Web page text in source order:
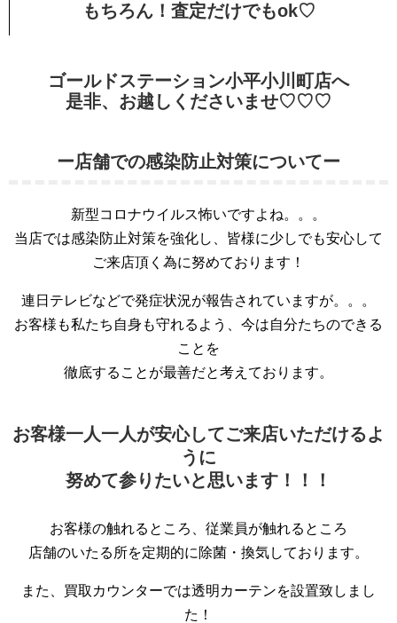
もちろん！査定だけでもok♡
ゴールドステーション小平小川町店へ
是非、お越しくださいませ♡♡♡
ー店舗での感染防止対策についてー
新型コロナウイルス怖いですよね。。。
当店では感染防止対策を強化し、皆様に少しでも安心して
ご来店頂く為に努めております！
連日テレビなどで発症状況が報告されていますが。。。
お客様も私たち自身も守れるよう、今は自分たちのできる
ことを
徹底することが最善だと考えております。
お客様一人一人が安心してご来店いただけるよ
うに
努めて参りたいと思います！！！
お客様の触れるところ、従業員が触れるところ
店舗のいたる所を定期的に除菌・換気しております。
また、買取カウンターでは透明カーテンを設置致しまし
た！